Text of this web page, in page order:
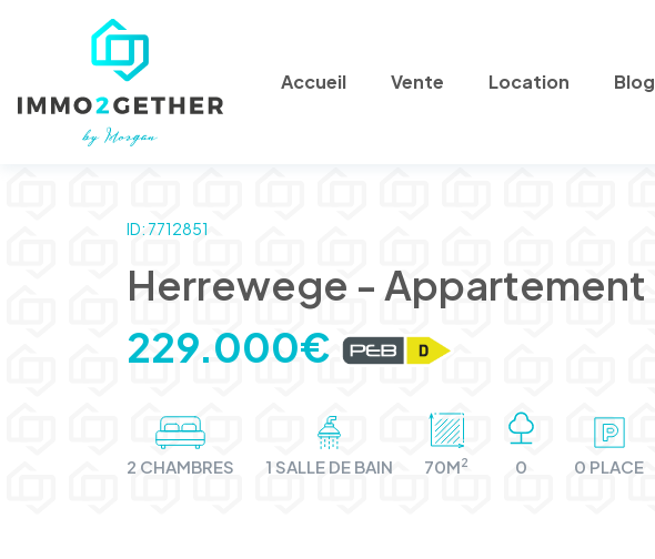
Accueil Vente Location Blog
ID: 7712851
Herrewege - Appartement
229.000€
2 CHAMBRES 1 SALLE DE BAIN 70M2 0 0 PLACE